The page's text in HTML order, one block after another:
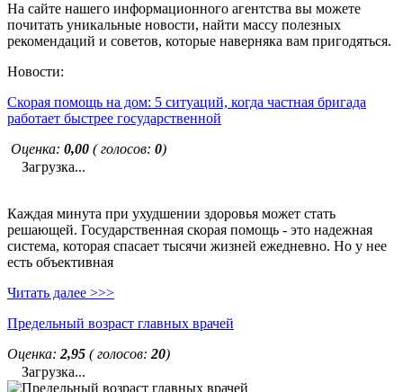
На сайте нашего информационного агентства вы можете
почитать уникальные новости, найти массу полезных
рекомендаций и советов, которые наверняка вам пригодяться.
Новости:
Скорая помощь на дом: 5 ситуаций, когда частная бригада
работает быстрее государственной
Оценка: 0,00 ( голосов: 0)
Загрузка...
Каждая минута при ухудшении здоровья может стать
решающей. Государственная скорая помощь - это надежная
система, которая спасает тысячи жизней ежедневно. Но у нее
есть объективная
Читать далее >>>
Предельный возраст главных врачей
Оценка: 2,95 ( голосов: 20)
Загрузка...